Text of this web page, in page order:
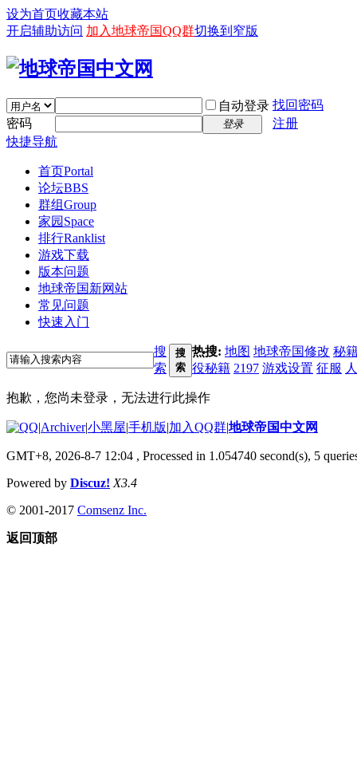
设为首页收藏本站
开启辅助访问 加入地球帝国QQ群切换到窄版
自动登录 找回密码
密码
登录
注册
快捷导航
首页Portal
论坛BBS
群组Group
家园 Space
排行Ranklist
游戏下载
版本问题
地球帝国新网站
常见问题
快速入门
搜
索
搜
索
热搜: 地图 地球帝国修改 秘
役秘籍 2197 游戏设置 征服
抱歉，您尚未登录，无法进行此操作
|Archiver|小黑屋|手机版|加入QQ群|地球帝国中文网
GMT+8, 2026-8-7 12:04 , Processed in 1.054740 second(s), 5
Powered by Discuz! X3.4
© 2001-2017 Comsenz Inc.
返回顶部